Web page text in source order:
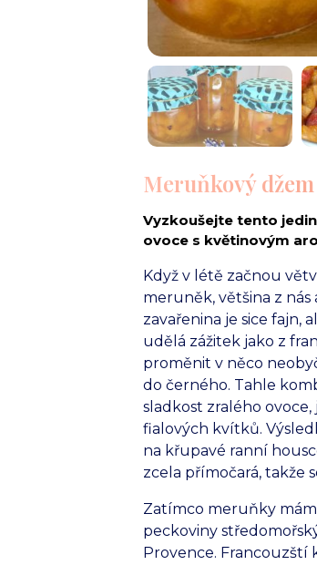
Meruňkový
Vyzkoušejte tento
ovoce s květinovým
Když v létě začnou
meruněk, většina z
zavařenina je sice fajn,
udělá zážitek jako z
proměnit v něco
do černého. Tahle
sladkost zralého
fialových kvítků.
na křupavé ranní
zcela přímočará, takže
Zatímco meruňky
peckoviny
Provence.